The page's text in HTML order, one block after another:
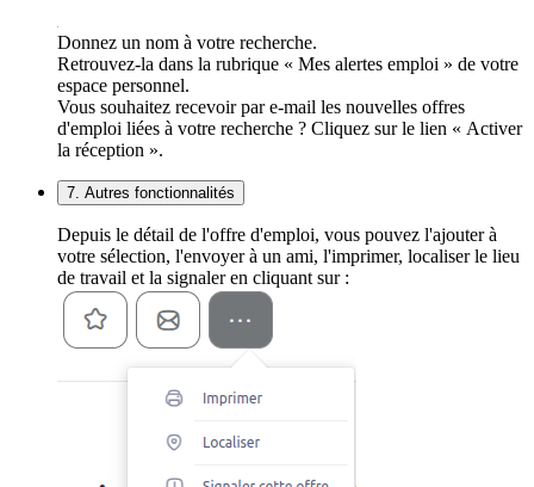
Donnez un nom à votre recherche.
Retrouvez-la dans la rubrique « Mes alertes emploi » de votre
espace personnel.
Vous souhaitez recevoir par e-mail les nouvelles offres
d'emploi liées à votre recherche ? Cliquez sur le lien « Activer
la réception ».
7. Autres fonctionnalités
Depuis le détail de l'offre d'emploi, vous pouvez l'ajouter à
votre sélection, l'envoyer à un ami, l'imprimer, localiser le lieu
de travail et la signaler en cliquant sur :